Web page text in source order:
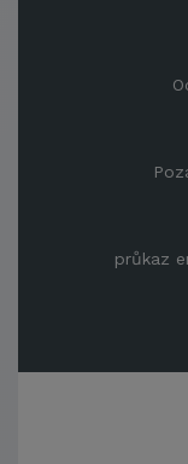
průkaz